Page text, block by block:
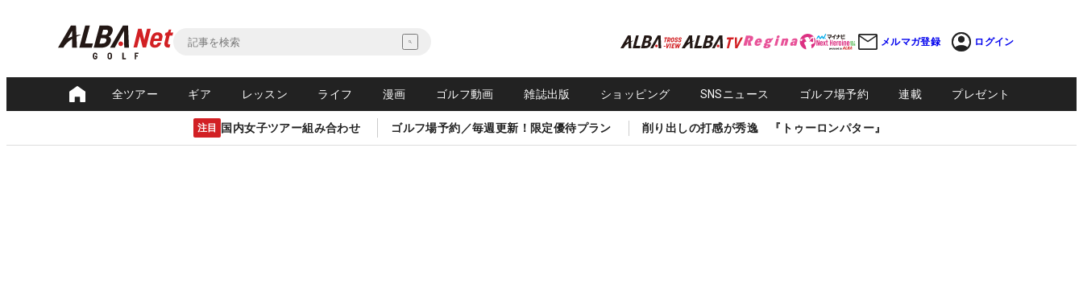
メルマガ登録 ログイン
全ツアー ギア レッスン ライフ 漫画 ゴルフ動画 雑誌出版 ショッピング SNSニュース ゴルフ場予約 連載 プレゼント
注目 国内女子ツアー組み合わせ ゴルフ場予約／毎週更新！限定優待プラン 削り出しの打感が秀逸 『トゥーロンパター』